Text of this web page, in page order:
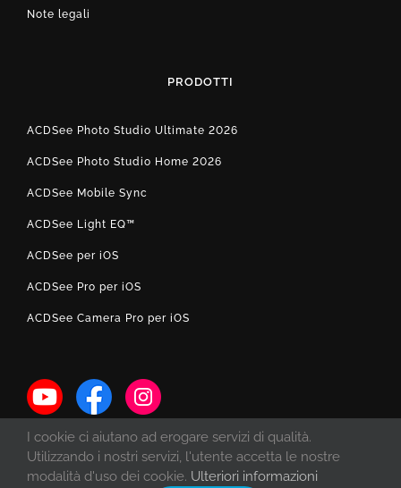
Note legali
PRODOTTI
ACDSee Photo Studio Ultimate 2026
ACDSee Photo Studio Home 2026
ACDSee Mobile Sync
ACDSee Light EQ™
ACDSee per iOS
ACDSee Pro per iOS
ACDSee Camera Pro per iOS
I cookie ci aiutano ad erogare servizi di qualità.
Utilizzando i nostri servizi, l'utente accetta le nostre
modalità d'uso dei cookie. Ulteriori informazioni